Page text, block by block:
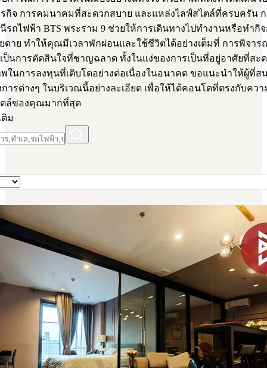
กิจ การคมนาคมที่สะดวกสบาย และแหล่งไลฟ์สไตล์ที่ครบครัน
รถไฟฟ้า BTS พระราม 9 ช่วยให้การเดินทางไปทำงานหรือทำกิ
ยดาย ทำให้คุณมีเวลาพักผ่อนและใช้ชีวิตได้อย่างเต็มที่ การพิจา
ป็นการตัดสินใจที่ชาญฉลาด ทั้งในแง่ของการเป็นที่อยู่อาศัยที่สะ
ในการลงทุนที่เติบโตอย่างต่อเนื่องในอนาคต ขอแนะนำให้ผู้ที่ส
ารต่างๆ ในบริเวณนี้อย่างละเอียด เพื่อให้ได้คอนโดที่ตรงกับควา
ตล์ของคุณมากที่สุด
ติม